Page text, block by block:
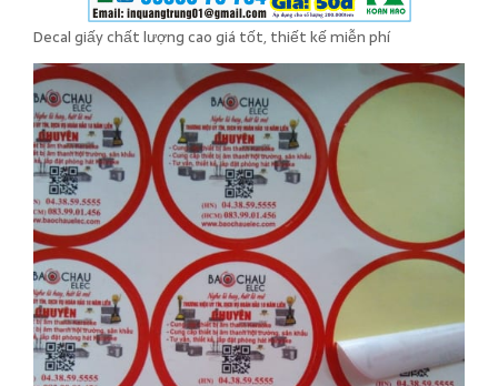
Decal giấy chất lượng cao giá tốt, thiết kế miễn phí